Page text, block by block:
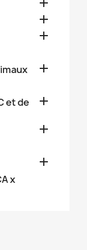




et de



x